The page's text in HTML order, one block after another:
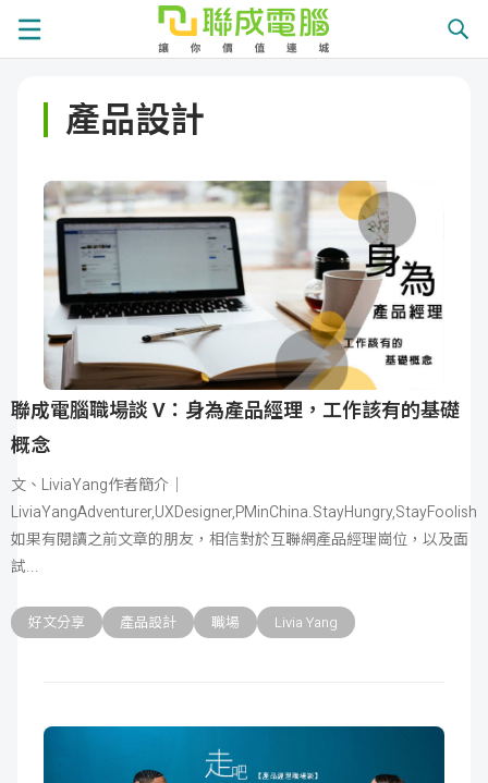
務
師
於
成
熱
新
聞
校
據
點
開
課
查
友
站
產品設計
聯成電腦職場談 V：身為產品經理，工作該有的基礎
概念
文、LiviaYang作者簡介｜
LiviaYangAdventurer,UXDesigner,PMinChina.StayHungry,StayFoolish
如果有閱讀之前文章的朋友，相信對於互聯網產品經理崗位，以及面
試
好文分享 產品設計 職場 Livia Yang